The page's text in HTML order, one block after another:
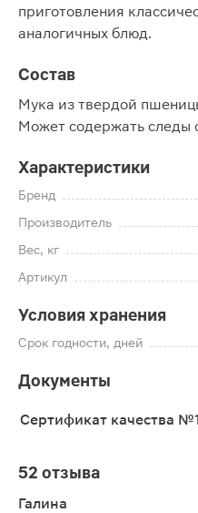
приготовления
аналогичных блюд.
Состав
Мука из твердой
Может содержать следы
Характеристики
Бренд
Производитель
Вес, кг
Артикул
Условия хранения
Срок годности, дней
Документы
Сертификат качества №1
52 отзыва
Галина